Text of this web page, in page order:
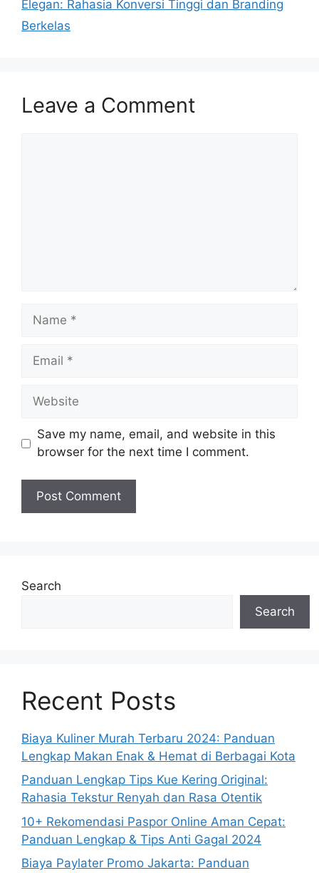
Elegan: Rahasia Konversi Tinggi dan Branding
Berkelas
Leave a Comment
Name
Email
Website
Save my name, email, and website in this
browser for the next time I comment.
Search
Search
Recent Posts
Biaya Kuliner Murah Terbaru 2024: Panduan
Lengkap Makan Enak & Hemat di Berbagai Kota
Panduan Lengkap Tips Kue Kering Original:
Rahasia Tekstur Renyah dan Rasa Otentik
10+ Rekomendasi Paspor Online Aman Cepat:
Panduan Lengkap & Tips Anti Gagal 2024
Biaya Paylater Promo Jakarta: Panduan